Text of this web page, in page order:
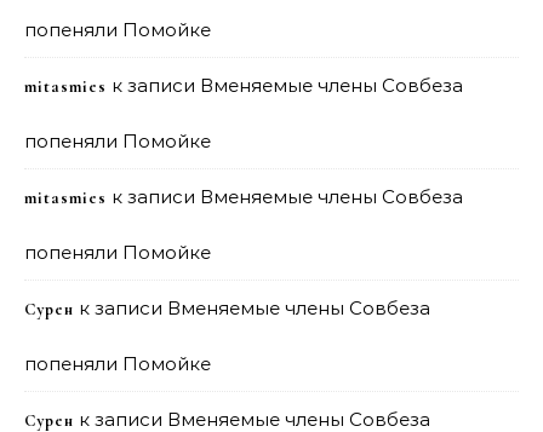
попеняли Помойке
mitasmies к записи Вменяемые члены Совбеза
попеняли Помойке
mitasmies к записи Вменяемые члены Совбеза
попеняли Помойке
Сурен к записи Вменяемые члены Совбеза
попеняли Помойке
Сурен к записи Вменяемые члены Совбеза